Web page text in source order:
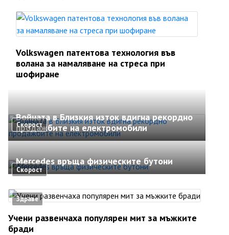
Volkswagen патентова технология във
волана за намаляване на стреса при
шофиране
Скорост
Войната в Близкия изток вдигна рекордно
продажбите на електромобили
Скорост
Mercedes връща физическите бутони
Здраве
Учени развенчаха популярен мит за мъжките
бради